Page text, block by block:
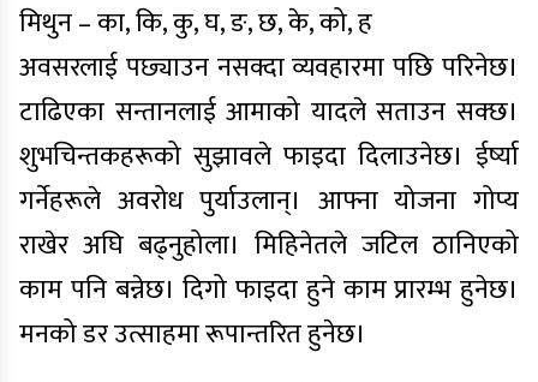
मिथुन – का, कि, कु, घ, ङ, छ, के, को, ह
अवसरलाई पछ्याउन नसक्दा व्यवहारमा पछि परिनेछ।
टाढिएका सन्तानलाई आमाको यादले सताउन सक्छ।
शुभचिन्तकहरूको सुझावले फाइदा दिलाउनेछ। ईर्ष्या
गर्नेहरूले अवरोध पुर्याउलान्। आफ्ना योजना गोप्य
राखेर अघि बढ्नुहोला। मिहिनेतले जटिल ठानिएको
काम पनि बन्नेछ। दिगो फाइदा हुने काम प्रारम्भ हुनेछ।
मनको डर उत्साहमा रूपान्तरित हुनेछ।